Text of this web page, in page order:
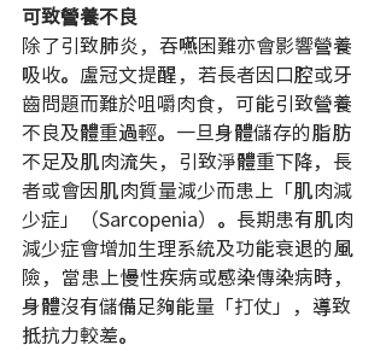
可致營養不良
除了引致肺炎，吞嚥困難亦會影響營養
吸收。盧冠文提醒，若長者因口腔或牙
齒問題而難於咀嚼肉食，可能引致營養
不良及體重過輕。一旦身體儲存的脂肪
不足及肌肉流失，引致淨體重下降，長
者或會因肌肉質量減少而患上「肌肉減
少症」（Sarcopenia）。長期患有肌肉
減少症會增加生理系統及功能衰退的風
險，當患上慢性疾病或感染傳染病時，
身體沒有儲備足夠能量「打仗」，導致
抵抗力較差。